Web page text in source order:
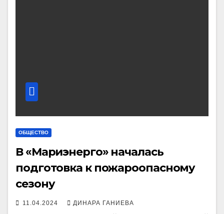
ОБЩЕСТВО
В «Мариэнерго» началась
подготовка к пожароопасному
сезону
11.04.2024 ДИНАРА ГАНИЕВА